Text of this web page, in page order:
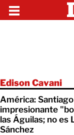
Edison Cavani
América:
impresionante
las Águilas; no es
Sánchez